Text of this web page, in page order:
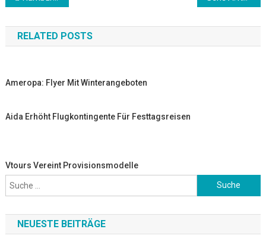
Navigation
RELATED POSTS
Ameropa: Flyer Mit Winterangeboten
Aida Erhöht Flugkontingente Für Festtagsreisen
Vtours Vereint Provisionsmodelle
Suche
nach:
NEUESTE BEITRÄGE